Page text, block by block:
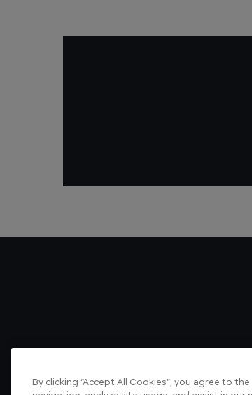
By clicking “Accept All Cookies”, you agree to